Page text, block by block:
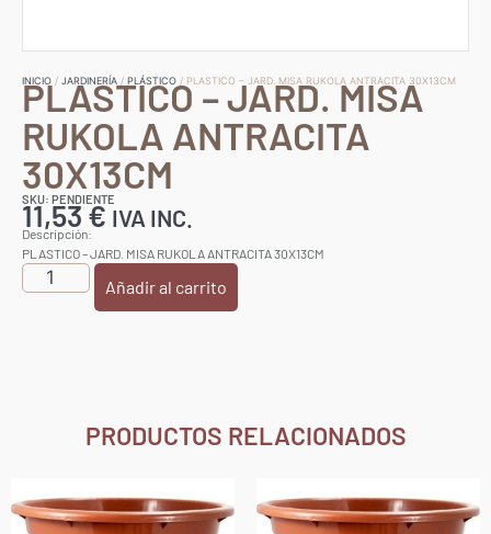
INICIO / JARDINERÍA / PLÁSTICO / PLASTICO – JARD. MISA RUKOLA ANTRACITA 30X13CM
PLASTICO – JARD. MISA
RUKOLA ANTRACITA
30X13CM
SKU: PENDIENTE
11,53€ IVA INC.
Descripción:
PLASTICO – JARD. MISA RUKOLA ANTRACITA 30X13CM
Añadir al carrito
PRODUCTOS RELACIONADOS